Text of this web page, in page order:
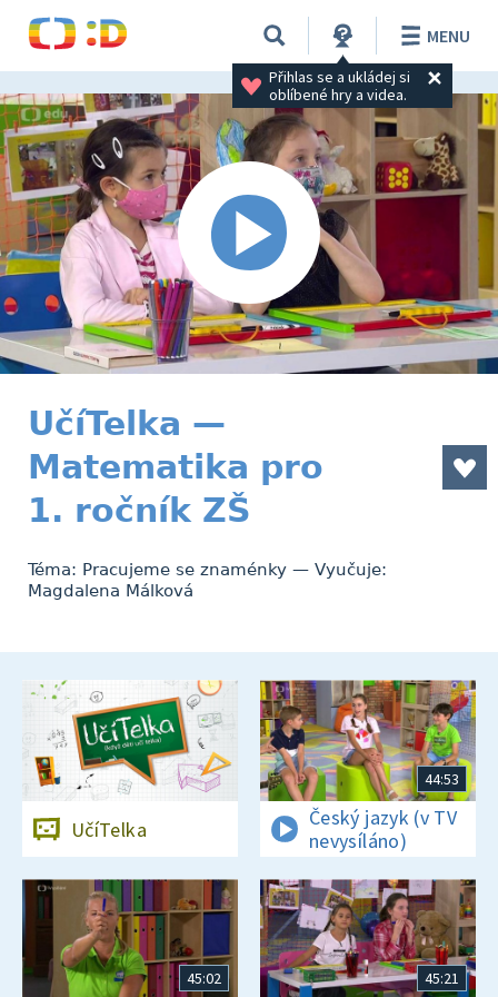
Přihlas se a ukládej si
oblíbené hry a videa.
MENU
UčíTelka —
Matematika pro
1. ročník ZŠ
Téma: Pracujeme se znaménky — Vyučuje:
Magdalena Málková
UčíTelka
44:53
Český jazyk (v TV
nevysíláno)
45:02 45:21